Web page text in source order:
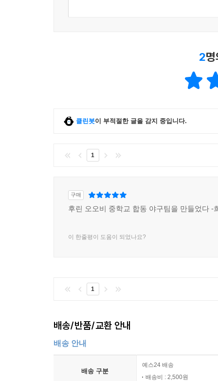
2
클린봇이 부적절한 글을 감지 중입니다.
1
구매
후린 오오비 중학교 합동 야구팀을 만들었다 -
이 한줄평이 도움이 되었나요?
1
배송/반품/교환 안내
배송 안내
배송 구분
예스24 배송
배송비 : 2,500원